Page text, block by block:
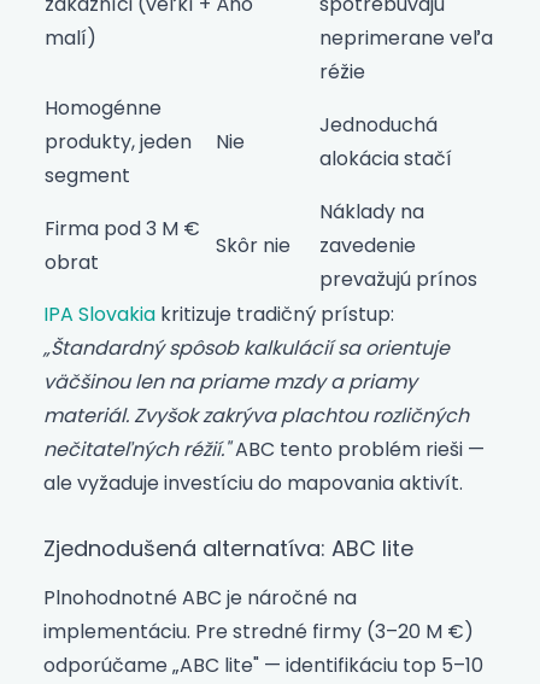
malí)
neprimerane veľa
réžie
Homogénne
produkty, jeden
segment
Nie
Jednoduchá
alokácia stačí
Firma pod 3 M €
obrat
Skôr nie
Náklady na
zavedenie
prevažujú prínos
IPA Slovakia kritizuje tradičný prístup:
„Štandardný spôsob kalkulácií sa orientuje
väčšinou len na priame mzdy a priamy
materiál. Zvyšok zakrýva plachtou rozličných
nečitateľných réžií."ABC tento problém rieši —
ale vyžaduje investíciu do mapovania aktivít.
Zjednodušená alternatíva: ABC lite
Plnohodnotné ABC je náročné na
implementáciu. Pre stredné firmy (3–20 M €)
odporúčame „ABC lite" — identifikáciu top 5–10